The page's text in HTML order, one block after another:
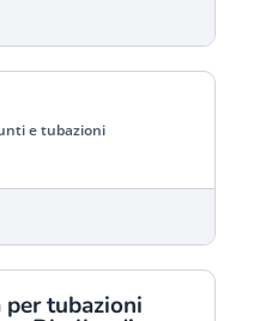
e tubazioni
tubazioni